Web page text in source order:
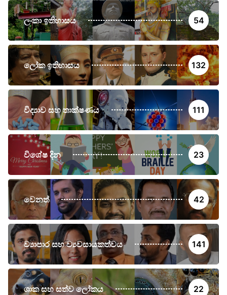
ලංකා ඉතිහාසය 54
ලෝක ඉතිහාසය 132
විද්‍යාව සහ තාක්ෂණය 111
විශේෂ දින 23
වෙනත් 42
ව්‍යාපාර සහ ව්‍යවසායකත්වය 141
ශාක සහ සත්ව ලෝකය 22